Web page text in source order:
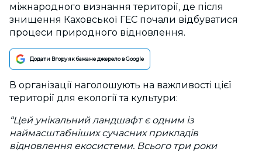
міжнародного визнання території, де після
знищення Каховської ГЕС почали відбуватися
процеси природного відновлення.
Додати Вгору як бажане джерело в Google
В організації наголошують на важливості цієї
території для екології та культури:
“Цей унікальний ландшафт є одним із
наймасштабніших сучасних прикладів
відновлення екосистеми. Всього три роки